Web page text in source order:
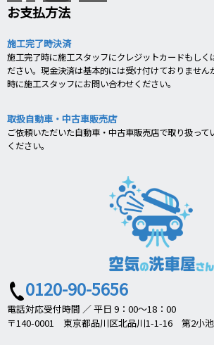
お支払方法
施工完了時決済
施工完了時に施工スタッフにクレジットカードもしく
ださい。現金決済は基本的には受け付けておりませ
時に施工スタッフにお問い合わせください。
取扱自動車・中古車販売店
ご依頼いただいた自動車・中古車販売店で取り扱って
ください。
0120-90-5656
電話対応受付時間 ／ 平日 9：00～18：00
〒140-0001 東京都品川区北品川1-1-16 第2小